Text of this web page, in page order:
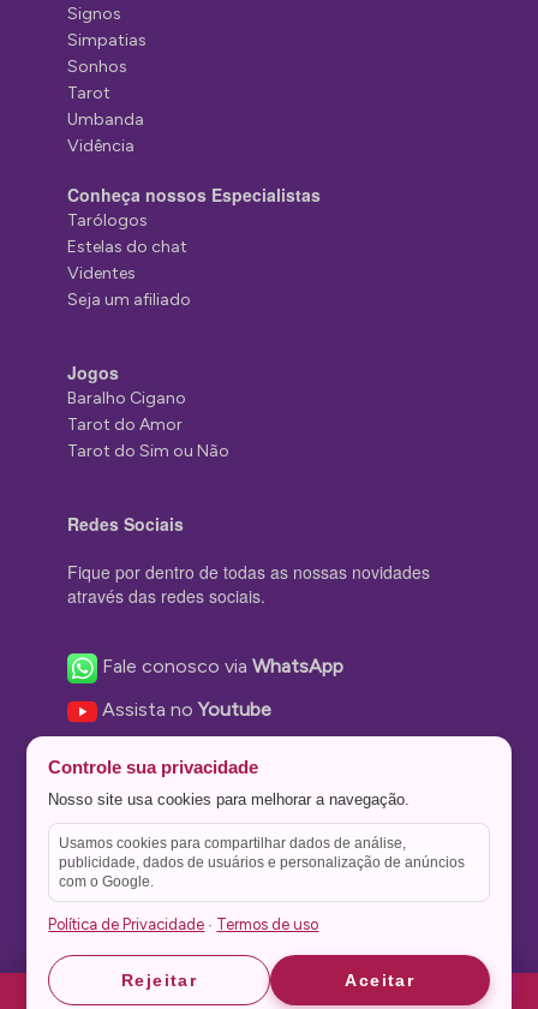
Signos
Simpatias
Sonhos
Tarot
Umbanda
Vidência
Conheça nossos Especialistas
Tarólogos
Estelas do chat
Videntes
Seja um afiliado
Jogos
Baralho Cigano
Tarot do Amor
Tarot do Sim ou Não
Redes Sociais
Fique por dentro de todas as nossas novidades
através das redes sociais.
Fale conosco viaWhatsApp
Assista noYoutube
Nos siga no Instagram
Nos siga noTwitter
Salve no
Controle sua privacidade
Nosso site usa cookies para melhorar a navegação.
Usamos cookies para compartilhar dados de análise,
publicidade, dados de usuários e personalização de anúncios
com o Google.
Política de Privacidade · Termos de uso
Rejeitar Aceitar